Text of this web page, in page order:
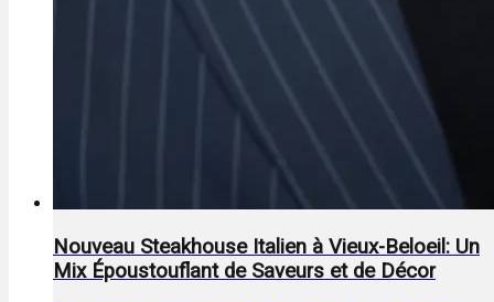
Nouveau Steakhouse Italien à Vieux-Beloeil: Un
Mix Époustouflant de Saveurs et de Décor